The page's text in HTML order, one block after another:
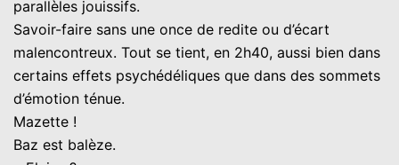
parallèles jouissifs.
Savoir-faire sans une once de redite ou d’écart
malencontreux. Tout se tient, en 2h40, aussi bien dans
certains effets psychédéliques que dans des sommets
d’émotion ténue.
Mazette !
Baz est balèze.